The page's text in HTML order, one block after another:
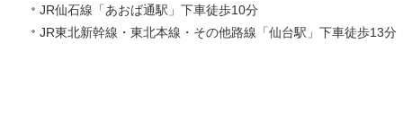
JR仙石線「あおば通駅」下車徒歩10分
JR東北新幹線・東北本線・その他路線「仙台駅」下車徒歩13分